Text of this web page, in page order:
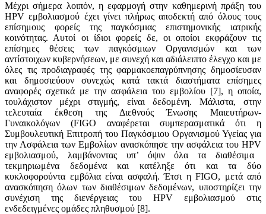
Μέχρι σήμερα λοιπόν, η εφαρμογή στην καθημερινή πράξη του
HPV εμβολιασμού έχει γίνει πλήρως αποδεκτή από όλους τους
επίσημους φορείς της παγκόσμιας επιστημονικής ιατρικής
κοινότητας. Αυτοί οι ίδιοι φορείς δε, οι οποίοι εκφράζουν τις
επίσημες θέσεις των παγκόσμιων Οργανισμών και των
αντίστοιχων κυβερνήσεων, με συνεχή και αδιάλειπτο έλεγχο και με
όλες τις προδιαγραφές της φαρμακοεπαγρύπνησης δημοσίευσαν
και δημοσιεύουν συνεχώς κατά τακτά διαστήματα επίσημες
αναφορές σχετικά με την ασφάλεια του εμβολίου [7], η οποία,
τουλάχιστον μέχρι στιγμής, είναι δεδομένη. Μάλιστα, στην
τελευταία έκθεση της Διεθνούς Ένωσης Μαιευτήρων-
Γυναικολόγων (FIGO αναφέρεται συμπερασματικά ότι η
Συμβουλευτική Επιτροπή του Παγκόσμιου Οργανισμού Υγείας για
την Ασφάλεια των Εμβολίων ανασκόπησε την ασφάλεια του HPV
εμβολιασμού, λαμβάνοντας υπ’ όψιν όλα τα διαθέσιμα
τεκμηριωμένα δεδομένα και κατέληξε ότι και τα δύο
κυκλοφορούντα εμβόλια είναι ασφαλή. Έτσι η FIGO, μετά από
ανασκόπηση όλων των διαθέσιμων δεδομένων, υποστηρίζει την
συνέχιση της διενέργειας του HPV εμβολιασμού στις
ενδεδειγμένες ομάδες πληθυσμού [8].